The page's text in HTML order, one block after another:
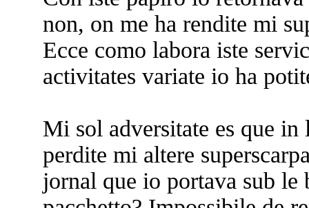
non, on me ha rendite mi
Ecce como labora iste
activitates variate io ha
Mi sol adversitate es que in
perdite mi altere
jornal que io portava sub